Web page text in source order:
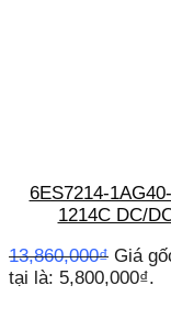
6ES7214-
1214C DC/
13,860,000₫ Giá
tại là: 5,800,000₫.